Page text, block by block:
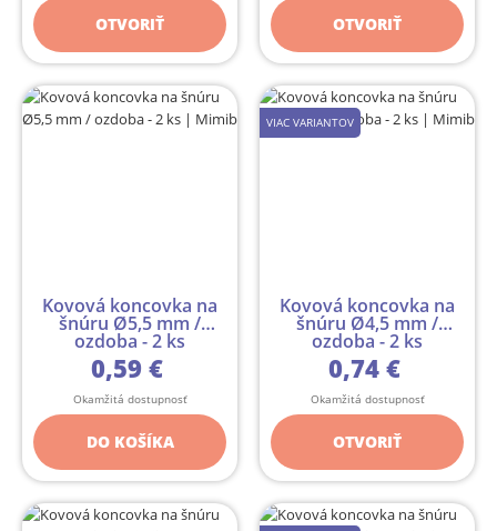
OTVORIŤ OTVORIŤ
Kovová koncovka na
šnúru Ø5,5 mm /
ozdoba - 2 ks
0,59 €
Okamžitá dostupnosť
DO KOŠÍKA
VIAC VARIANTOV
Kovová koncovka na
šnúru Ø4,5 mm /
ozdoba - 2 ks
0,74 €
Okamžitá dostupnosť
OTVORIŤ